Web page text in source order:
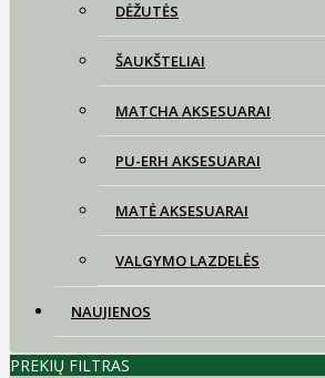
DĖŽUTĖS
ŠAUKŠTELIAI
MATCHA AKSESUARAI
PU-ERH AKSESUARAI
MATĖ AKSESUARAI
VALGYMO LAZDELĖS
NAUJIENOS
PREKIŲ FILTRAS